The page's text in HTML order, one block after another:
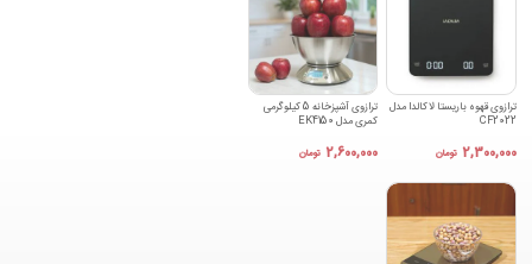
ترازوی قهوه باریستا لاکالدا مدل
CF2022
2,300,000 تومان
ترازوی آشپزخانه 5 کیلوگرمی
کمری مدل EK4150
2,600,000 تومان